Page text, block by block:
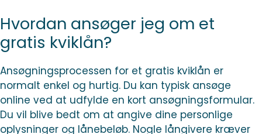
Hvordan ansøger jeg om et
gratis kviklån?
Ansøgningsprocessen for et gratis kviklån er
normalt enkel og hurtig. Du kan typisk ansøge
online ved at udfylde en kort ansøgningsformular.
Du vil blive bedt om at angive dine personlige
oplysninger og lånebeløb. Nogle långivere kræver